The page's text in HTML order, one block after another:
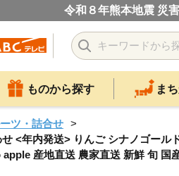
令和８年熊本地震 災
ものから探す ま
ツ・詰合せ
<年内発送> りんご シナノゴー
産地直送 農家直送 新鮮 旬